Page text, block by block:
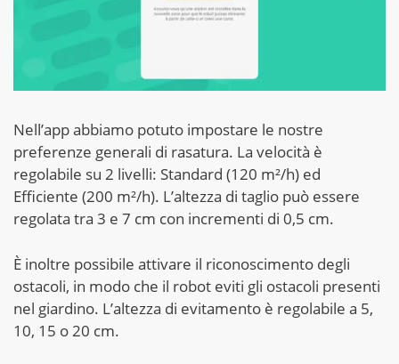
Nell’app abbiamo potuto impostare le nostre
preferenze generali di rasatura. La velocità è
regolabile su 2 livelli: Standard (120 m²/h) ed
Efficiente (200 m²/h). L’altezza di taglio può essere
regolata tra 3 e 7 cm con incrementi di 0,5 cm.
È inoltre possibile attivare il riconoscimento degli
ostacoli, in modo che il robot eviti gli ostacoli presenti
nel giardino. L’altezza di evitamento è regolabile a 5,
10, 15 o 20 cm.